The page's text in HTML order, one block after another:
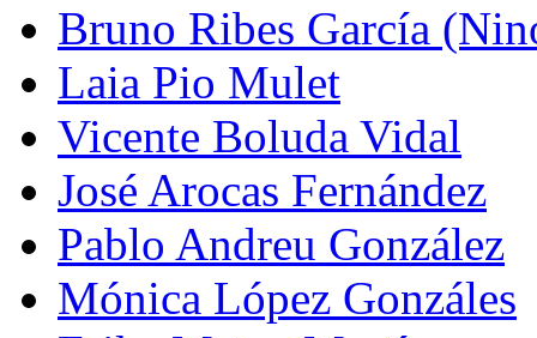
Bruno Ribes García
Laia Pio Mulet
Vicente Boluda Vidal
José Arocas Fernández
Pablo Andreu González
Mónica López Gonzáles